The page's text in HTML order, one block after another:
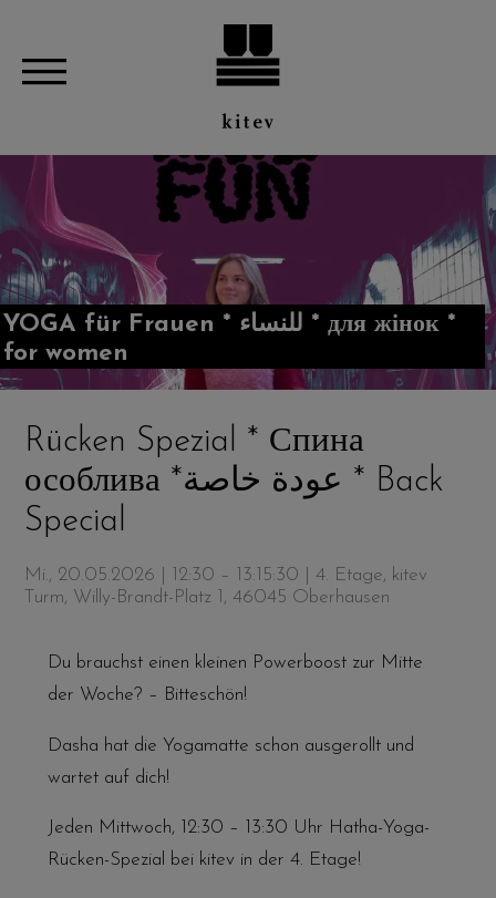
YOGA für Frauen * للنساء * для жінок *
for women
Rücken Spezial * Спина
особлива *عودة خاصة * Back
Special
Mi., 20.05.2026 | 12:30 – 13:15:30 | 4. Etage, kitev
Turm, Willy-Brandt-Platz 1, 46045 Oberhausen
Du brauchst einen kleinen Powerboost zur Mitte
der Woche? – Bitteschön!
Dasha hat die Yogamatte schon ausgerollt und
wartet auf dich!
Jeden Mittwoch, 12:30 – 13:30 Uhr Hatha-Yoga-
Rücken-Spezial bei kitev in der 4. Etage!